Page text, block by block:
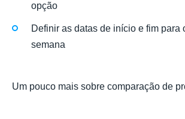
opção
Definir as datas de início e fim para
semana
Um pouco mais sobre comparação de